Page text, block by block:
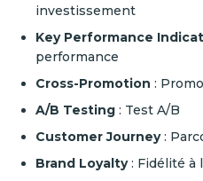
investissement
Key Performance
performance
Cross-Promotion :
A/B Testing : Test A/B
Customer Journey:
Brand Loyalty: Fidélité à